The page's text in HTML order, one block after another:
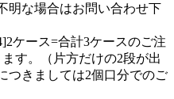
明な場合はお問い合わせ下
ケース=合計3ケースのご注
す。（片方だけの2段が出
つきましては2個口分でのご